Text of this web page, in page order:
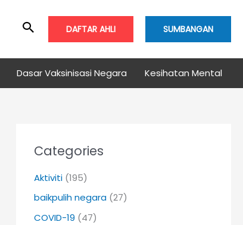
DAFTAR AHLI SUMBANGAN
Dasar Vaksinisasi Negara Kesihatan Mental
Categories
Aktiviti(195)
baikpulih negara(27)
COVID-19 (47)